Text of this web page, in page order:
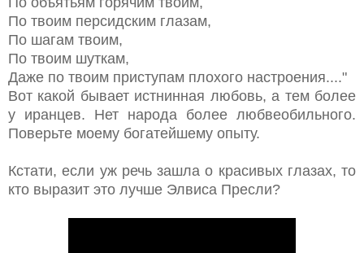
По твоим персидским глазам,
По шагам твоим,
По твоим шуткам,
Даже по твоим приступам плохого настроения...."
Вот какой бывает истнинная любовь, а тем более
у иранцев. Нет народа более любвеобильного.
Поверьте моему богатейшему опыту.
Кстати, если уж речь зашла о красивых глазах, то
кто выразит это лучше Элвиса Пресли?